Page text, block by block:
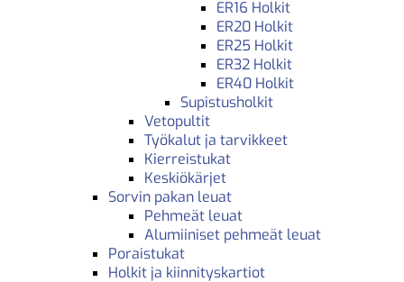
ER16 Holkit
ER20 Holkit
ER25 Holkit
ER32 Holkit
ER40 Holkit
Supistusholkit
Vetopultit
Työkalut ja tarvikkeet
Kierreistukat
Keskiökärjet
Sorvin pakan leuat
Pehmeät leuat
Alumiiniset pehmeät leuat
Poraistukat
Holkit ja kiinnityskartiot